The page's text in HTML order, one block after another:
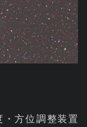
・方位調整装置